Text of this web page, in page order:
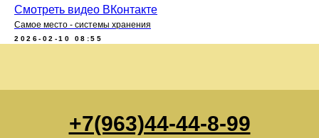
Смотреть видео ВКонтакте
Самое место - системы хранения
2026-02-10 08:55
+7(963)44-44-8-99